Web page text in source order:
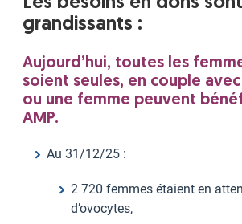
grandissants :
Aujourd’hui, toutes les
soient seules, en couple
ou une femme peuvent
AMP.
Au 31/12/25 :
2 720 femmes étaient en
d’ovocytes,